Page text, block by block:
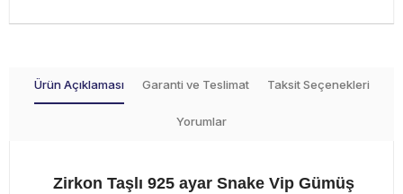
Ürün Açıklaması Garanti ve Teslimat Taksit Seçenekleri
Yorumlar
Zirkon Taşlı 925 ayar Snake Vip Gümüş